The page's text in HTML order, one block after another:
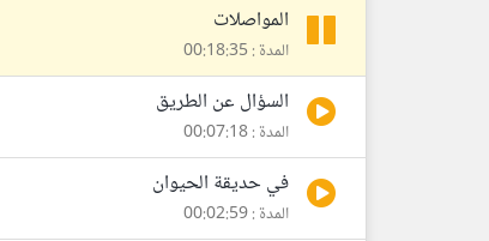
المواصلات
المدة : 00:18:35
السؤال عن الطريق
المدة : 00:07:18
في حديقة الحيوان
المدة : 00:02:59